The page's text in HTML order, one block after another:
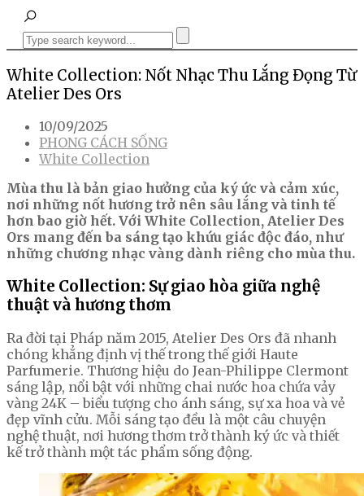
White Collection: Nốt Nhạc Thu Lắng Đọng Từ
Atelier Des Ors
10/09/2025
PHONG CÁCH SỐNG
White Collection
Mùa thu là bản giao hưởng của ký ức và cảm xúc,
nơi những nốt hương trở nên sâu lắng và tinh tế
hơn bao giờ hết. Với White Collection, Atelier Des
Ors mang đến ba sáng tạo khứu giác độc đáo, như
những chương nhạc vàng dành riêng cho mùa thu.
White Collection: Sự giao hòa giữa nghệ
thuật và hương thơm
Ra đời tại Pháp năm 2015, Atelier Des Ors đã nhanh
chóng khẳng định vị thế trong thế giới Haute
Parfumerie. Thương hiệu do Jean-Philippe Clermont
sáng lập, nổi bật với những chai nước hoa chứa vảy
vàng 24K – biểu tượng cho ánh sáng, sự xa hoa và vẻ
đẹp vĩnh cửu. Mỗi sáng tạo đều là một câu chuyện
nghệ thuật, nơi hương thơm trở thành ký ức và thiết
kế trở thành một tác phẩm sống động.